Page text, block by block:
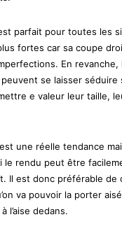
parfait pour toutes les
fortes car sa coupe
En revanche,
se laisser séduire
e valeur leur taille,
une réelle tendance
le rendu peut être
Il est donc préférable de
va pouvoir la porter
l’aise dedans.